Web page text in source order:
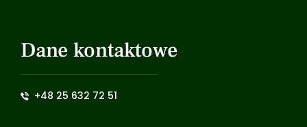
Dane kontaktowe
+48 25 632 72 51